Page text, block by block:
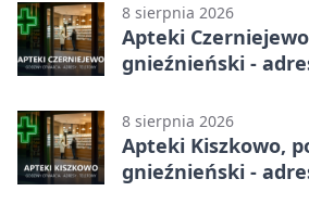
8 sierpnia 2026
Apteki
gnieźnieński -
8 sierpnia 2026
Apteki Kiszkowo,
gnieźnieński -